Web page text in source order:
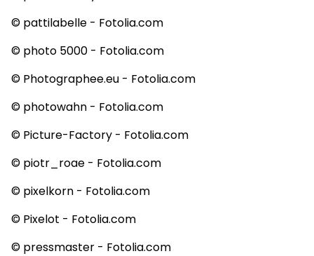
© pattilabelle - Fotolia.com
© photo 5000 - Fotolia.com
© Photographee.eu - Fotolia.com
© photowahn - Fotolia.com
© Picture-Factory - Fotolia.com
© piotr_roae - Fotolia.com
© pixelkorn - Fotolia.com
© Pixelot - Fotolia.com
© pressmaster - Fotolia.com